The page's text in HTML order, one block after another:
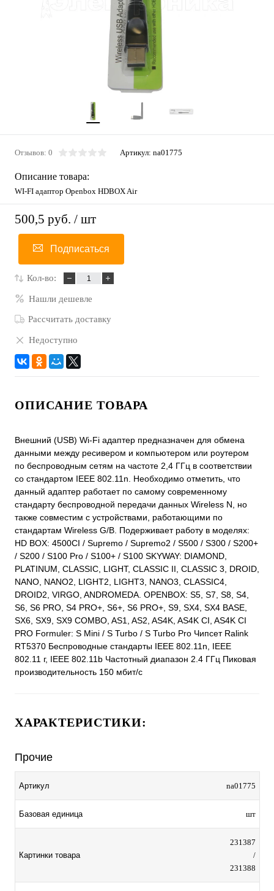
Отзывов: 0 Артикул: na01775
Описание товара:
WI-FI адаптор Openbox HDBOX Air
500,5 руб. / шт
Подписаться
Кол-во:
Нашли дешевле
Рассчитать доставку
Недоступно
ОПИСАНИЕ ТОВАРА
Внешний (USB) Wi-Fi адаптер предназначен для обмена
данными между ресивером и компьютером или роутером
по беспроводным сетям на частоте 2,4 ГГц в соответствии
со стандартом IEEE 802.11n. Необходимо отметить, что
данный адаптер работает по самому современному
стандарту беспроводной передачи данных Wireless N, но
также совместим с устройствами, работающими по
стандартам Wireless G/B. Подерживает работу в моделях:
HD BOX: 4500CI / Supremo / Supremo2 / S500 / S300 / S200+
/ S200 / S100 Pro / S100+ / S100 SKYWAY: DIAMOND,
PLATINUM, CLASSIC, LIGHT, CLASSIC II, CLASSIC 3, DROID,
NANO, NANO2, LIGHT2, LIGHT3, NANO3, CLASSIC4,
DROID2, VIRGO, ANDROMEDA. OPENBOX: S5, S7, S8, S4,
S6, S6 PRO, S4 PRO+, S6+, S6 PRO+, S9, SX4, SX4 BASE,
SX6, SX9, SX9 COMBO, AS1, AS2, AS4K, AS4K CI, AS4K CI
PRO Formuler: S Mini / S Turbo / S Turbo Pro Чипсет Ralink
RT5370 Беспроводные стандарты IEEE 802.11n, IEEE
802.11 г, IEEE 802.11b Частотный диапазон 2.4 ГГц Пиковая
производительность 150 мбит/с
ХАРАКТЕРИСТИКИ:
Прочие
Артикул na01775
Базовая единица шт
Картинки товара
231387
/
231388